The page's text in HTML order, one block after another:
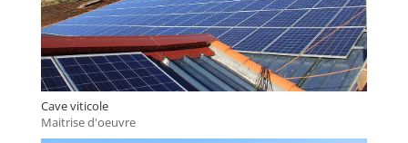
Cave viticole
Maitrise d'oeuvre